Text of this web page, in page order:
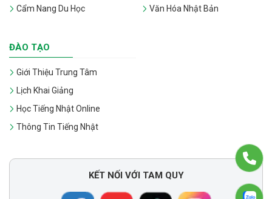
Cẩm Nang Du Học
Văn Hóa Nhật Bản
ĐÀO TẠO
Giới Thiệu Trung Tâm
Lịch Khai Giảng
Học Tiếng Nhật Online
Thông Tin Tiếng Nhật
KẾT NỐI VỚI TAM QUY